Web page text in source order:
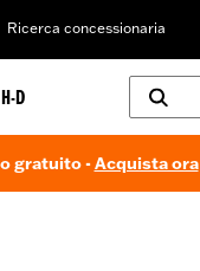
Ricerca concessionaria
D
gratuito -Acquista ora